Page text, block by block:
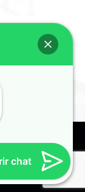
chat